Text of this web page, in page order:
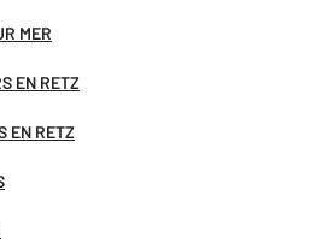
MER
EN RETZ
EN RETZ